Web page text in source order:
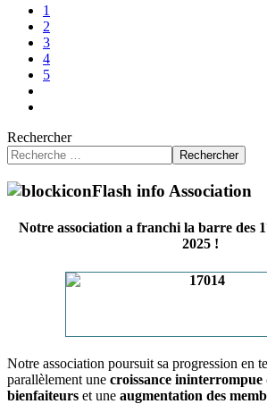
1
2
3
4
5
Rechercher
Rechercher
Flash info Association
Notre association a franchi la barre des
2025 !
Notre association poursuit sa progression en
parallèlement une croissance
bienfaiteurs et une augmentation des